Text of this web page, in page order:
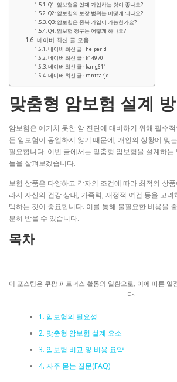
Q1: 암보험을 언제 가입하는 것이 좋나요?
Q2: 암보험의 보장 범위는 어떻게 되나요?
Q3: 암보험은 중복 가입이 가능한가요?
Q4: 암보험 청구는 어떻게 하나요?
네이버 최신 글 모음
네이버 최신 글 · helperjd
네이버 최신 글 · k14970
네이버 최신 글 · kang611
네이버 최신 글 · rentcarjd
맞춤형 암보험 설계 방
암보험은 예기치 못한 암 진단에 대비하기 위해 필수
든 암보험이 동일하지 않기 때문에, 개인의 상황에 맞
필요합니다. 이번 글에서는 맞춤형 암보험을 설계하
들을 살펴보겠습니다.
보험 상품은 다양하고 각자의 조건에 따라 최적의 상
라서 자신의 건강 상태, 가족력, 재정적 여건 등을 고려
택하는 것이 중요합니다. 이를 통해 불필요한 비용을
분히 받을 수 있습니다.
목차
이 포스팅은 쿠팡 파트너스 활동의 일환으로, 이에 따른 일
다.
1. 암보험의 필요성
2. 맞춤형 암보험 설계 요소
3. 암보험 비교 및 비용 요약
4. 자주 묻는 질문(FAQ)